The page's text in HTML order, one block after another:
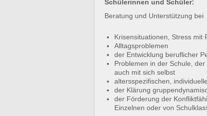
Schülerinnen und Schüler:
Beratung und Unterstützung bei
Krisensituationen, Stress mit
Alltagsproblemen
der Entwicklung beruflicher
Problemen in der Schule,
auch mit sich selbst
altersspezifischen,
der Klärung
der Förderung der
Einzelnen oder von